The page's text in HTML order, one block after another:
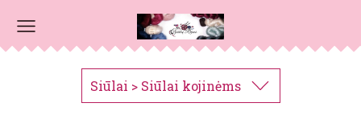
Siūlai > Siūlai kojinėms